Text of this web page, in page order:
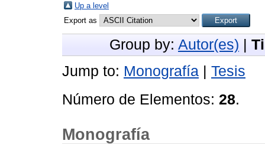
Up a level
Export as
Group by: Autor(es) |
Jump to: Monografía | Tesis
Número de Elementos: 28.
Monografía